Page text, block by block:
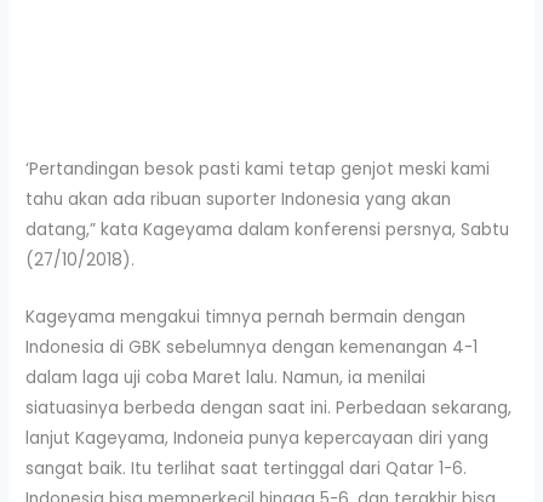
‘Pertandingan besok pasti kami tetap genjot meski kami
tahu akan ada ribuan suporter Indonesia yang akan
datang,” kata Kageyama dalam konferensi persnya, Sabtu
(27/10/2018).
Kageyama mengakui timnya pernah bermain dengan
Indonesia di GBK sebelumnya dengan kemenangan 4-1
dalam laga uji coba Maret lalu. Namun, ia menilai
siatuasinya berbeda dengan saat ini. Perbedaan sekarang,
lanjut Kageyama, Indoneia punya kepercayaan diri yang
sangat baik. Itu terlihat saat tertinggal dari Qatar 1-6.